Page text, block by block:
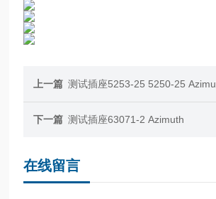
上一篇 测试插座5253-25 5250-25
下一篇 测试插座63071-2 Azimuth
在线留言